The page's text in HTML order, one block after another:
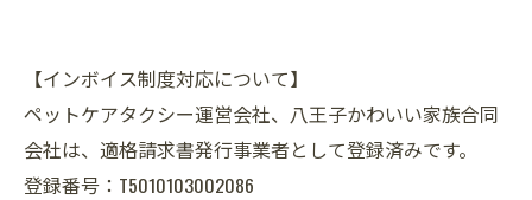
【インボイス制度対応について】
ペットケアタクシー運営会社、八王子かわいい家族合同
会社は、適格請求書発行事業者として登録済みです。
登録番号：T5010103002086